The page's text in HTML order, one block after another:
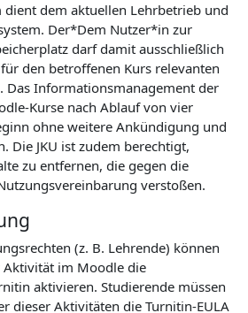
dem aktuellen Lehrbetrieb und
Der*Dem Nutzer*in zur
darf damit ausschließlich
den betroffenen Kurs relevanten
Das Informationsmanagement der
Kurse nach Ablauf von vier
ohne weitere Ankündigung und
Die JKU ist zudem berechtigt,
zu entfernen, die gegen die
verstoßen.
(z. B. Lehrende) können
Aktivität im Moodle die
aktivieren. Studierende müssen
dieser Aktivitäten die Turnitin-EULA